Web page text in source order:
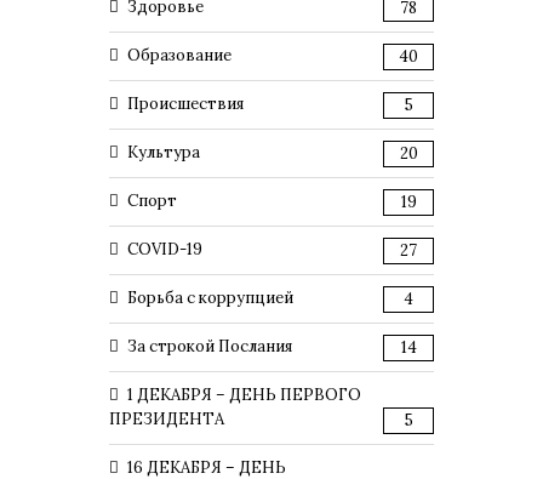
Здоровье 78
Образование 40
Происшествия 5
Культура 20
Спорт 19
COVID-19 27
Борьба с коррупцией 4
За строкой Послания 14
1 ДЕКАБРЯ – ДЕНЬ ПЕРВОГО
ПРЕЗИДЕНТА
5
16 ДЕКАБРЯ – ДЕНЬ